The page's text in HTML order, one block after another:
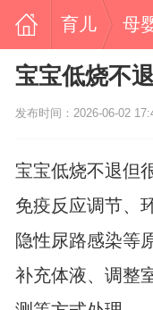
育儿 母
宝宝低烧不
发布时间：2026-06-02
宝宝低烧不退但
免疫反应调节、
隐性尿路感染等
补充体液、调整